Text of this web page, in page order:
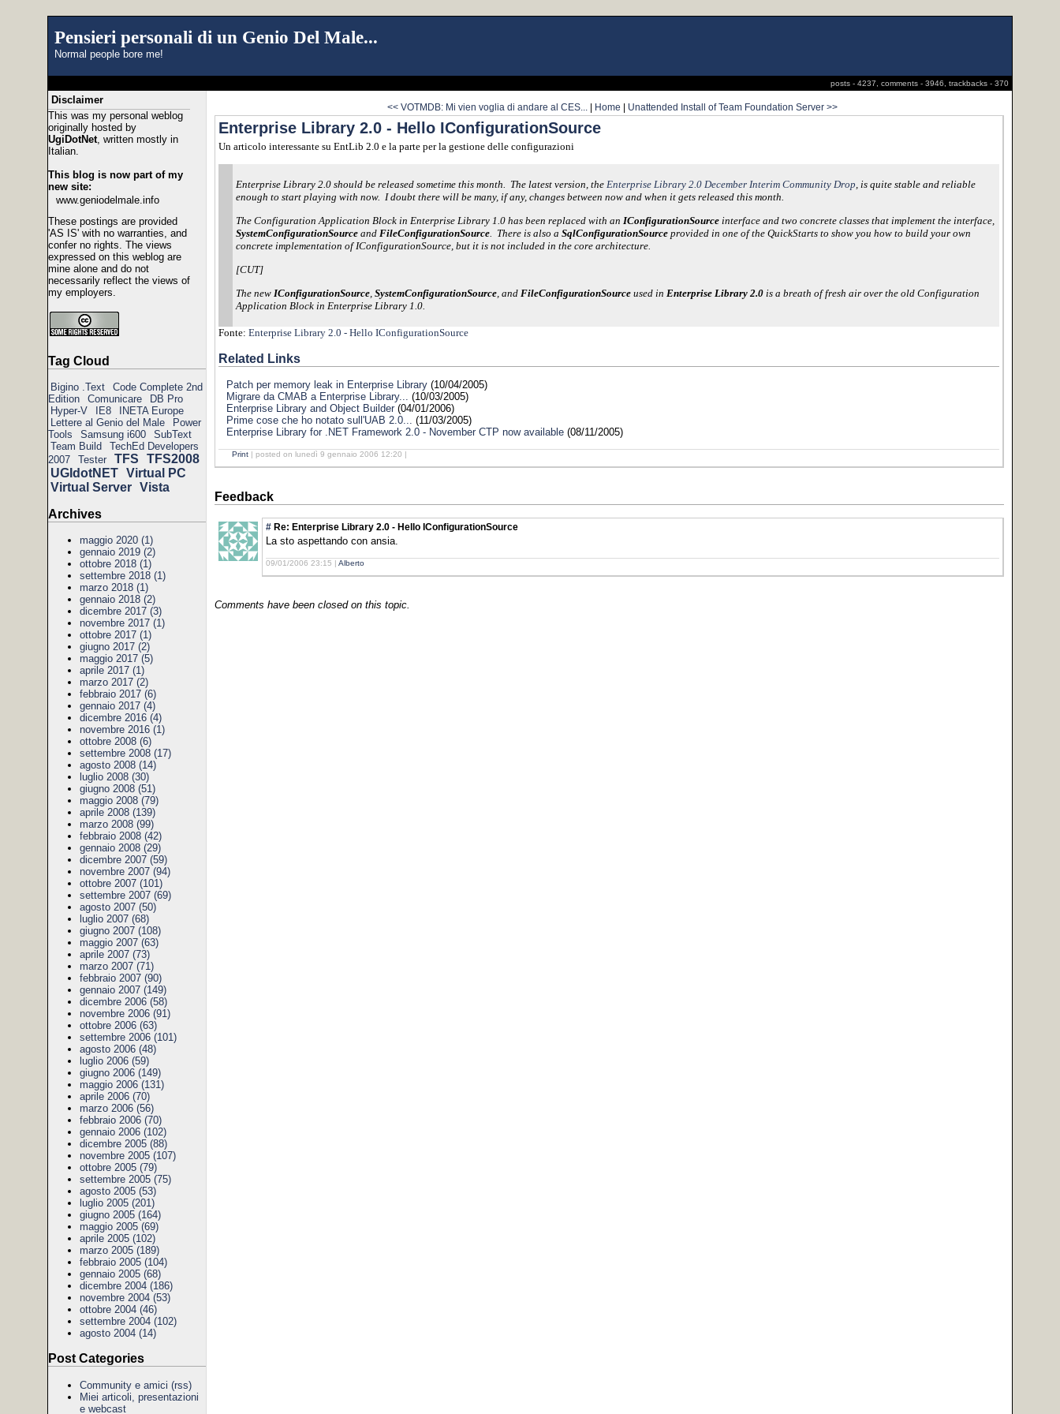
Pensieri personali di un Genio Del Male...
Normal people bore me!
posts - 4237, comments - 3946, trackbacks - 370
Disclaimer
This was my personal weblog
originally hosted by
UgiDotNet, written mostly in
Italian.
This blog is now part of my
new site:
www.geniodelmale.info
These postings are provided
'AS IS' with no warranties, and
confer no rights. The views
expressed on this weblog are
mine alone and do not
necessarily reflect the views of
my employers.
Tag Cloud
Bigino .Text
Code Complete 2nd
Edition
Comunicare
DB Pro
Hyper-V
IE8
INETA Europe
Lettere al Genio del Male
Power
Tools
Samsung i600
SubText
Team Build
TechEd Developers
2007
Tester TFS
TFS2008
UGIdotNET Virtual PC
Virtual Server Vista
Archives
maggio 2020 (1)
gennaio 2019 (2)
ottobre 2018 (1)
settembre 2018 (1)
marzo 2018 (1)
gennaio 2018 (2)
dicembre 2017 (3)
novembre 2017 (1)
ottobre 2017 (1)
giugno 2017 (2)
maggio 2017 (5)
aprile 2017 (1)
marzo 2017 (2)
febbraio 2017 (6)
gennaio 2017 (4)
dicembre 2016 (4)
novembre 2016 (1)
ottobre 2008 (6)
settembre 2008 (17)
agosto 2008 (14)
luglio 2008 (30)
giugno 2008 (51)
maggio 2008 (79)
aprile 2008 (139)
marzo 2008 (99)
febbraio 2008 (42)
gennaio 2008 (29)
dicembre 2007 (59)
novembre 2007 (94)
ottobre 2007 (101)
settembre 2007 (69)
agosto 2007 (50)
luglio 2007 (68)
giugno 2007 (108)
maggio 2007 (63)
aprile 2007 (73)
marzo 2007 (71)
febbraio 2007 (90)
gennaio 2007 (149)
dicembre 2006 (58)
novembre 2006 (91)
ottobre 2006 (63)
settembre 2006 (101)
agosto 2006 (48)
luglio 2006 (59)
giugno 2006 (149)
maggio 2006 (131)
aprile 2006 (70)
marzo 2006 (56)
febbraio 2006 (70)
gennaio 2006 (102)
dicembre 2005 (88)
novembre 2005 (107)
ottobre 2005 (79)
settembre 2005 (75)
agosto 2005 (53)
luglio 2005 (201)
giugno 2005 (164)
maggio 2005 (69)
aprile 2005 (102)
marzo 2005 (189)
febbraio 2005 (104)
gennaio 2005 (68)
dicembre 2004 (186)
novembre 2004 (53)
ottobre 2004 (46)
settembre 2004 (102)
agosto 2004 (14)
Post Categories
Community e amici (rss)
Miei articoli, presentazioni
e webcast
<< VOTMDB: Mi vien voglia di andare al CES... | Home | Unattended Install of Team Foundation Server >>
Enterprise Library 2.0 - Hello IConfigurationSource
Un articolo interessante su EntLib 2.0 e la parte per la gestione delle configurazioni
Enterprise Library 2.0 should be released sometime this month. The latest version, the Enterprise Library 2.0 December Interim Community Drop, is quite stable and reliable
enough to start playing with now. I doubt there will be many, if any, changes between now and when it gets released this month.
The Configuration Application Block in Enterprise Library 1.0 has been replaced with an IConfigurationSource interface and two concrete classes that implement the interface,
SystemConfigurationSource and FileConfigurationSource. There is also a SqlConfigurationSource provided in one of the QuickStarts to show you how to build your own
concrete implementation of IConfigurationSource, but it is not included in the core architecture.
[CUT]
The new IConfigurationSource, SystemConfigurationSource, and FileConfigurationSource used in Enterprise Library 2.0 is a breath of fresh air over the old Configuration
Application Block in Enterprise Library 1.0.
Fonte: Enterprise Library 2.0 - Hello IConfigurationSource
Related Links
Patch per memory leak in Enterprise Library (10/04/2005)
Migrare da CMAB a Enterprise Library... (10/03/2005)
Enterprise Library and Object Builder (04/01/2006)
Prime cose che ho notato sull'UAB 2.0... (11/03/2005)
Enterprise Library for .NET Framework 2.0 - November CTP now available (08/11/2005)
Print | posted on lunedì 9 gennaio 2006 12:20 |
Feedback
# Re: Enterprise Library 2.0 - Hello IConfigurationSource
La sto aspettando con ansia.
09/01/2006 23:15 | Alberto
Comments have been closed on this topic.